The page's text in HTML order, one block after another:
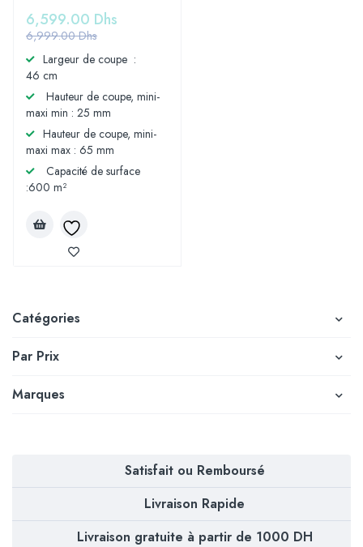
Catégories
Par Prix
Marques
6,999.00Dhs
6,599.00 Dhs
Largeur de coupe :
46 cm
Hauteur de coupe, mini-
maxi min : 25 mm
Hauteur de coupe, mini-
maxi max : 65 mm
Capacité de surface
:600 m²
Satisfait ou Remboursé
Livraison Rapide
Livraison gratuite à partir de 1000 DH